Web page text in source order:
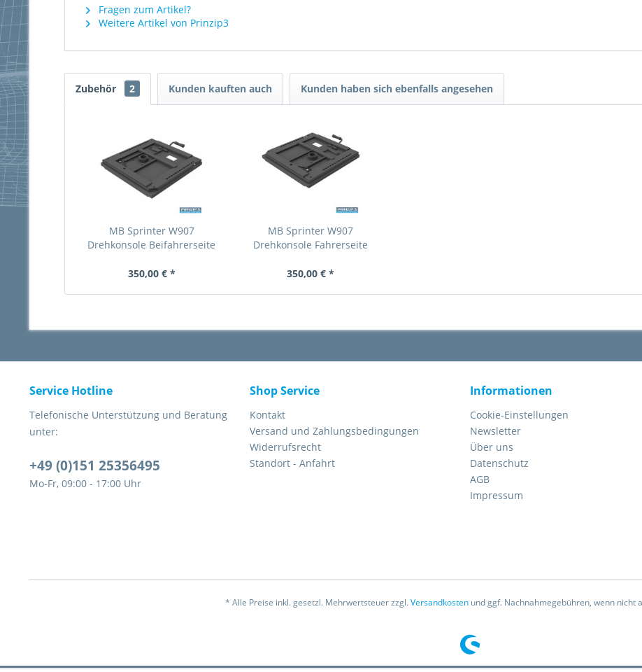
Fragen zum Artikel?
Weitere Artikel von Prinzip3
Zubehör 2 Kunden kauften auch Kunden haben sich ebenfalls angesehen
MB Sprinter W907
Drehkonsole Beifahrerseite
350,00 € *
MB Sprinter W907
Drehkonsole Fahrerseite
350,00 € *
Service Hotline
Telefonische Unterstützung und Beratung
unter:
+49 (0)151 25356495
Mo-Fr, 09:00 - 17:00 Uhr
Shop Service
Kontakt
Versand und Zahlungsbedingungen
Widerrufsrecht
Standort - Anfahrt
Informationen
Cookie-Einstellungen
Newsletter
Über uns
Datenschutz
AGB
Impressum
* Alle Preise inkl. gesetzl. Mehrwertsteuer zzgl.Versandkostenund ggf. Nachnahmegebühren, wenn nicht